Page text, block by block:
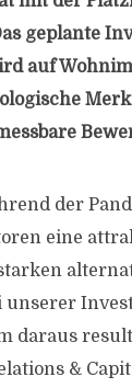
geplante
auf
der
eine
daraus
&